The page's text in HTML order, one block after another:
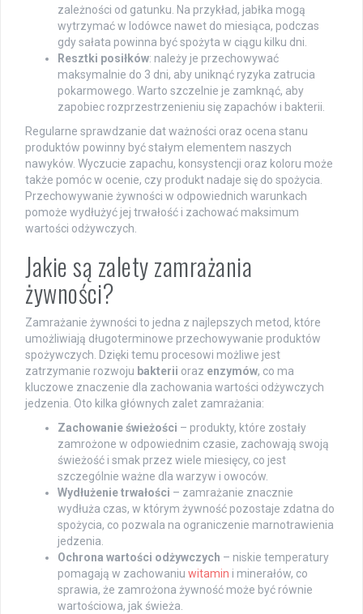
zależności od gatunku. Na przykład, jabłka mogą
wytrzymać w lodówce nawet do miesiąca, podczas
gdy sałata powinna być spożyta w ciągu kilku dni.
Resztki posiłków: należy je przechowywać
maksymalnie do 3 dni, aby uniknąć ryzyka zatrucia
pokarmowego. Warto szczelnie je zamknąć, aby
zapobiec rozprzestrzenieniu się zapachów i bakterii.
Regularne sprawdzanie dat ważności oraz ocena stanu
produktów powinny być stałym elementem naszych
nawyków. Wyczucie zapachu, konsystencji oraz koloru może
także pomóc w ocenie, czy produkt nadaje się do spożycia.
Przechowywanie żywności w odpowiednich warunkach
pomoże wydłużyć jej trwałość i zachować maksimum
wartości odżywczych.
Jakie są zalety zamrażania
żywności?
Zamrażanie żywności to jedna z najlepszych metod, które
umożliwiają długoterminowe przechowywanie produktów
spożywczych. Dzięki temu procesowi możliwe jest
zatrzymanie rozwoju bakterii oraz enzymów, co ma
kluczowe znaczenie dla zachowania wartości odżywczych
jedzenia. Oto kilka głównych zalet zamrażania:
Zachowanie świeżości – produkty, które zostały
zamrożone w odpowiednim czasie, zachowają swoją
świeżość i smak przez wiele miesięcy, co jest
szczególnie ważne dla warzyw i owoców.
Wydłużenie trwałości – zamrażanie znacznie
wydłuża czas, w którym żywność pozostaje zdatna do
spożycia, co pozwala na ograniczenie marnotrawienia
jedzenia.
Ochrona wartości odżywczych – niskie temperatury
pomagają w zachowaniu witamin i minerałów, co
sprawia, że zamrożona żywność może być równie
wartościowa, jak świeża.